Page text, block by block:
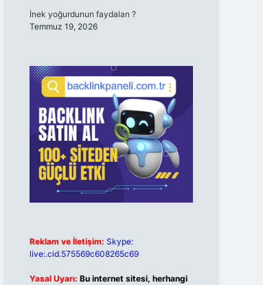
İnek yoğurdunun faydaları ?
Temmuz 19, 2026
Reklam ve İletişim: Skype:
live:.cid.575569c608265c69
Yasal Uyarı: Bu internet sitesi, herhangi